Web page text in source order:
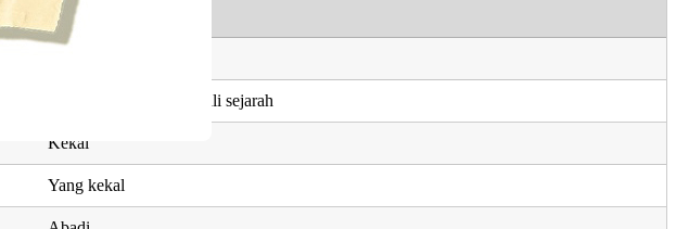
Maksud
Kekal, nama seorang ahli sejarah
Kekal
Yang kekal